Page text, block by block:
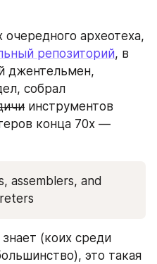
очередного археотеха,
репозиторий, в
джентельмен,
собрал
инструментов
конца 70х —
assemblers, and
(коих среди
это такая